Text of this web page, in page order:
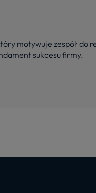
motywuje zespół do
sukcesu firmy.